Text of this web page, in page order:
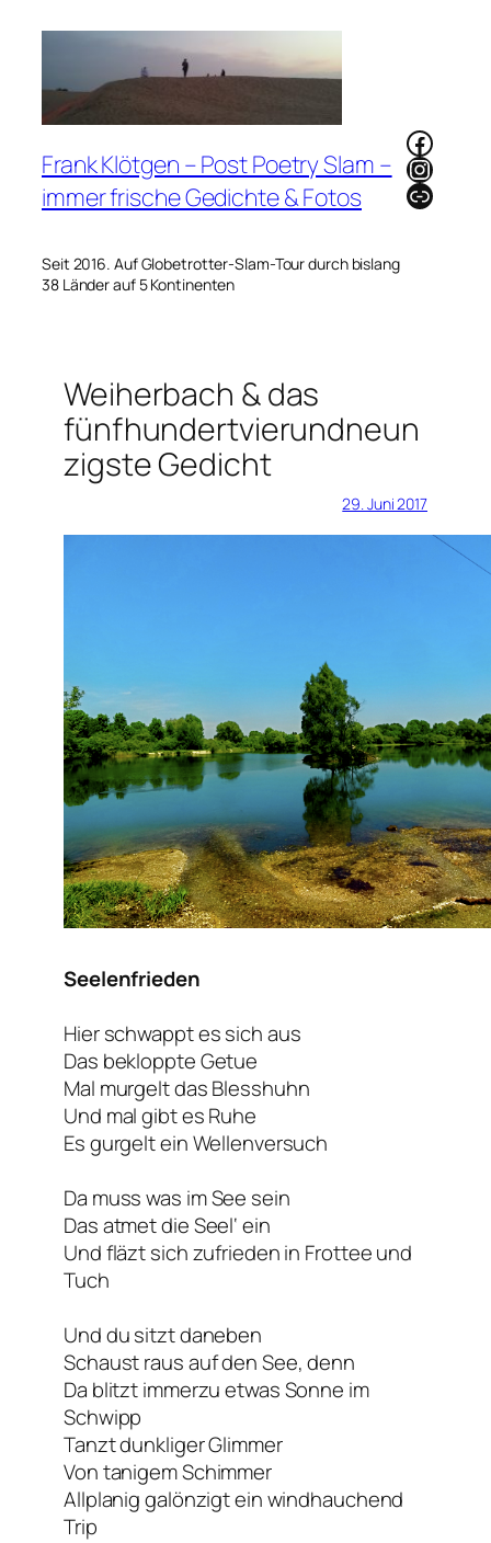
Frank Klötgen – Post Poetry Slam –
immer frische Gedichte & Fotos
Seit 2016. Auf Globetrotter-Slam-Tour durch bislang
38 Länder auf 5 Kontinenten
Link
Weiherbach & das
fünfhundertvierundneun
zigste Gedicht
29. Juni 2017
Seelenfrieden
Hier schwappt es sich aus
Das bekloppte Getue
Mal murgelt das Blesshuhn
Und mal gibt es Ruhe
Es gurgelt ein Wellenversuch
Da muss was im See sein
Das atmet die Seel‘ ein
Und fläzt sich zufrieden in Frottee und
Tuch
Und du sitzt daneben
Schaust raus auf den See, denn
Da blitzt immerzu etwas Sonne im
Schwipp
Tanzt dunkliger Glimmer
Von tanigem Schimmer
Allplanig galönzigt ein windhauchend
Trip